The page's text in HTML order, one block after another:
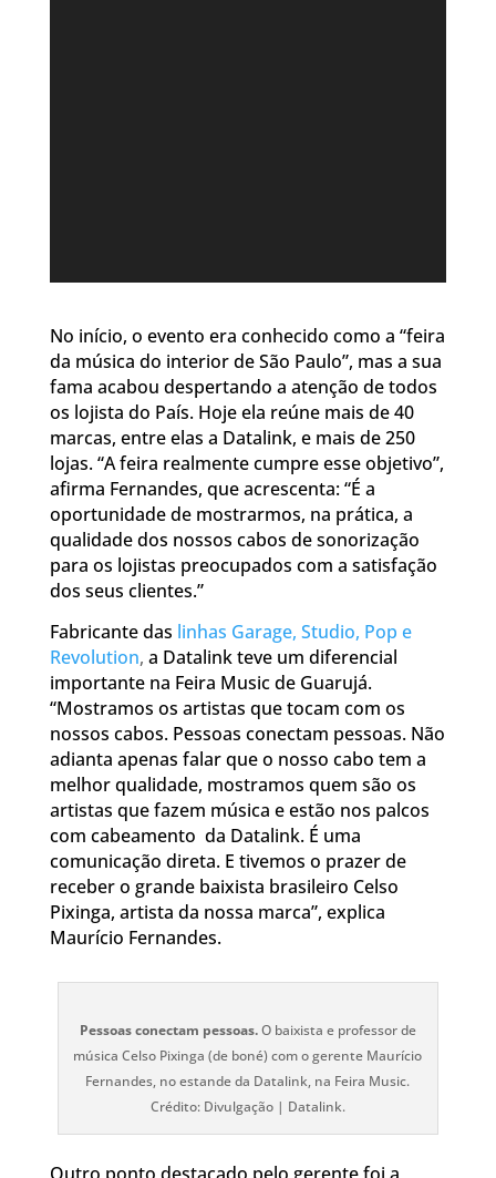
No início, o evento era conhecido como a “feira
da música do interior de São Paulo”, mas a sua
fama acabou despertando a atenção de todos
os lojista do País. Hoje ela reúne mais de 40
marcas, entre elas a Datalink, e mais de 250
lojas. “A feira realmente cumpre esse objetivo”,
afirma Fernandes, que acrescenta: “É a
oportunidade de mostrarmos, na prática, a
qualidade dos nossos cabos de sonorização
para os lojistas preocupados com a satisfação
dos seus clientes.”
Fabricante das linhas Garage, Studio, Pop e
Revolution, a Datalink teve um diferencial
importante na Feira Music de Guarujá.
“Mostramos os artistas que tocam com os
nossos cabos. Pessoas conectam pessoas. Não
adianta apenas falar que o nosso cabo tem a
melhor qualidade, mostramos quem são os
artistas que fazem música e estão nos palcos
com cabeamento da Datalink. É uma
comunicação direta. E tivemos o prazer de
receber o grande baixista brasileiro Celso
Pixinga, artista da nossa marca”, explica
Maurício Fernandes.
Pessoas conectam pessoas.O baixista e professor de
música Celso Pixinga (de boné) com o gerente Maurício
Fernandes, no estande da Datalink, na Feira Music.
Crédito: Divulgação | Datalink.